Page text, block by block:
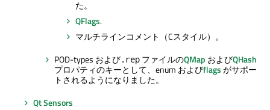
た。
QFlags.
マルチラインコメント（Cスタイル）。
POD-types および.rep ファイルのQMap およびQHash
プロパティのキーとして、enum およびflagsがサポー
トされるようになりました。
Qt Sensors